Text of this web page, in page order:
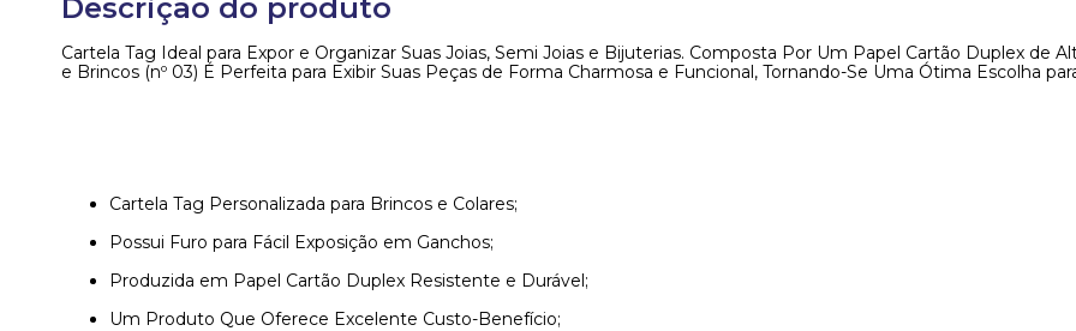
Descrição do produto
Cartela Tag Ideal para Expor e Organizar Suas Joias, Semi Joias e Bijuterias. Composta Por Um Papel Cartão Duplex de
e Brincos (nº 03) É Perfeita para Exibir Suas Peças de Forma Charmosa e Funcional, Tornando-Se Uma Ótima Escolha
Cartela Tag Personalizada para Brincos e Colares;
Possui Furo para Fácil Exposição em Ganchos;
Produzida em Papel Cartão Duplex Resistente e Durável;
Um Produto Que Oferece Excelente Custo-Benefício;